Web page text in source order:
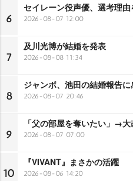
6
セイレーン役声優、選考理由
2026-08-07 12:00
7
及川光博が結婚を発表
2026-08-08 11:34
8
ジャンボ、池田の結婚報告に
2026-08-07 20:46
9
「父の部屋を奪いたい」→
2026-08-07 07:00
10
『VIVANT』まさかの活躍
2026-08-06 14:20